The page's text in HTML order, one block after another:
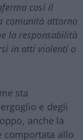
così il
comunità attorno
la responsabilità
in atti violenti o
sta
e degli
anche la
comportata allo